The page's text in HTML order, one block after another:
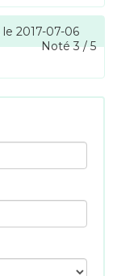
le 2017-07-06
Noté3/5